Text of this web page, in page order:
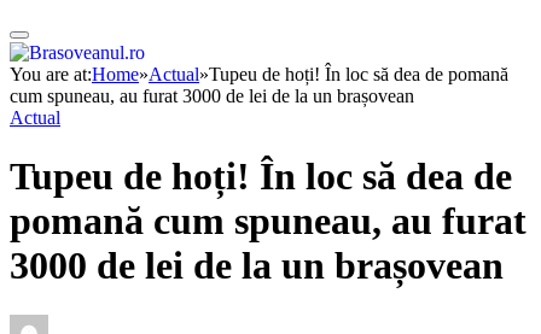
You are at:Home»Actual»Tupeu de hoți! În loc să dea de pomană
cum spuneau, au furat 3000 de lei de la un brașovean
Actual
Tupeu de hoți! În loc să dea de
pomană cum spuneau, au furat
3000 de lei de la un brașovean